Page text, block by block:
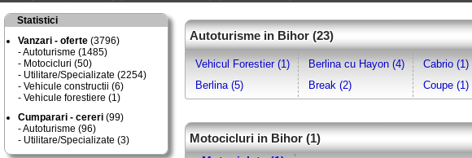
Statistici
Vanzari - oferte (3796)
Autoturisme (1485)
Motocicluri (50)
Utilitare/Specializate (2254)
Vehicule constructii (6)
Vehicule forestiere (1)
Cumparari - cereri (99)
Autoturisme (96)
Utilitare/Specializate (3)
Autoturisme in Bihor (23)
Vehicul Forestier (1)
Berlina (5)
Berlina cu Hayon (4)
Break (2)
Cabrio (1)
Coupe (1)
Motocicluri in Bihor (1)